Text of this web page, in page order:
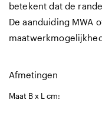
betekent dat de
De aanduiding MWA
Afmetingen
Maat B x L cm: